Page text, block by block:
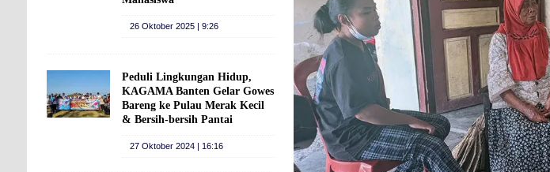
26 Oktober 2025 | 9:26
Peduli Lingkungan Hidup,
KAGAMA Banten Gelar Gowes
Bareng ke Pulau Merak Kecil
& Bersih-bersih Pantai
27 Oktober 2024 | 16:16